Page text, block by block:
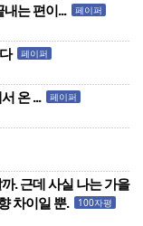
는 편이... 페이퍼
페이퍼
온 ... 페이퍼
. 근데 사실 나는 가을
차이일 뿐.
100자평